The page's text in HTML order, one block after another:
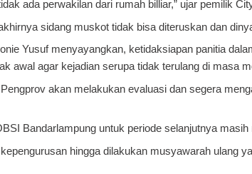
ada perwakilan dari rumah billiar,” ujar pemilik
sidang muskot tidak bisa diteruskan dan
Yusuf menyayangkan, ketidaksiapan panitia
awal agar kejadian serupa tidak terulang di masa
akan melakukan evaluasi dan segera
Bandarlampung untuk periode selanjutnya masih
hingga dilakukan musyawarah ulang